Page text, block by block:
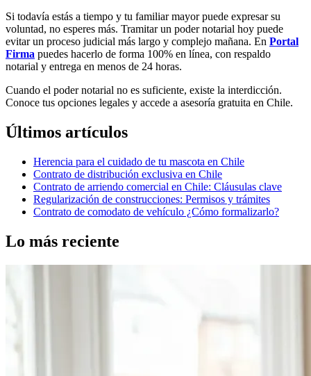
Si todavía estás a tiempo y tu familiar mayor puede expresar su
voluntad, no esperes más. Tramitar un poder notarial hoy puede
evitar un proceso judicial más largo y complejo mañana. En Portal
Firma puedes hacerlo de forma 100% en línea, con respaldo
notarial y entrega en menos de 24 horas.
Cuando el poder notarial no es suficiente, existe la interdicción.
Conoce tus opciones legales y accede a asesoría gratuita en Chile.
Últimos artículos
Herencia para el cuidado de tu mascota en Chile
Contrato de distribución exclusiva en Chile
Contrato de arriendo comercial en Chile: Cláusulas clave
Regularización de construcciones: Permisos y trámites
Contrato de comodato de vehículo ¿Cómo formalizarlo?
Lo más reciente